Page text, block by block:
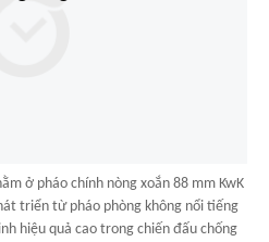
ở pháo chính nòng xoắn 88 mm KwK
triển từ pháo phòng không nổi tiếng
hiệu quả cao trong chiến đấu chống